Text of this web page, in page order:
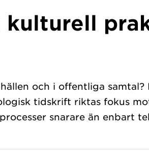
kulturell
och i offentliga samtal?
tidskrift riktas fokus
snarare än enbart